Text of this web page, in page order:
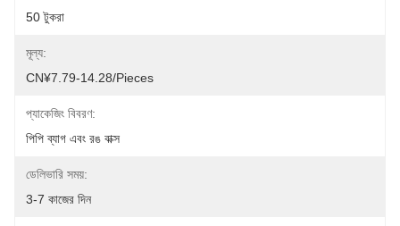
50 টুকরা
মূল্য:
CN¥7.79-14.28/pieces
প্যাকেজিং বিবরণ:
পিপি ব্যাগ এবং রঙ বাক্স
ডেলিভারি সময়:
3-7 কাজের দিন